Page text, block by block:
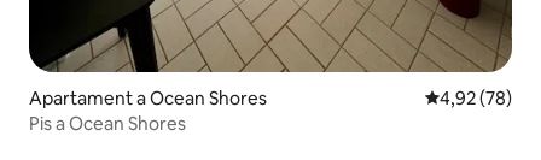
Apartament a Ocean Shores 4,92 de
4,92 (78)
Pis a Ocean Shores